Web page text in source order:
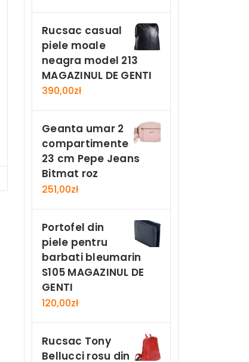
Rucsac casual
piele moale
neagra model 213
MAGAZINUL DE GENTI
390,00zł
Geanta umar 2
compartimente
23 cm Pepe Jeans
Bitmat roz
251,00zł
Portofel din
piele pentru
barbati bleumarin
S105 MAGAZINUL DE
GENTI
120,00zł
Rucsac Tony
Bellucci rosu din